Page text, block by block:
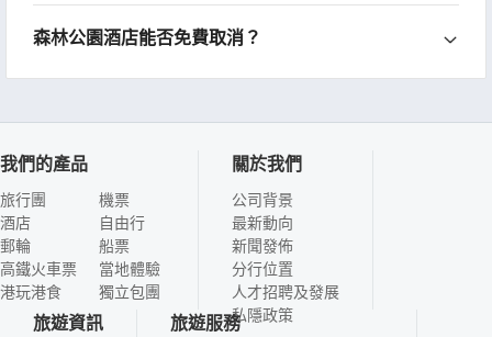
森林公園酒店能否免費取消？
我們的產品
旅行團
酒店
郵輪
高鐵火車票
港玩港食
機票
自由行
船票
當地體驗
獨立包團
關於我們
公司背景
最新動向
新聞發佈
分行位置
人才招聘及發展
私隱政策
旅遊資訊 旅遊服務